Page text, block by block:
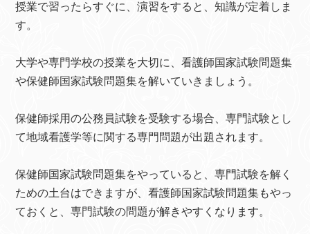
授業で習ったらすぐに、演習をすると、知識が定着しま
す。
大学や専門学校の授業を大切に、看護師国家試験問題集
や保健師国家試験問題集を解いていきましょう。
保健師採用の公務員試験を受験する場合、専門試験とし
て地域看護学等に関する専門問題が出題されます。
保健師国家試験問題集をやっていると、専門試験を解く
ための土台はできますが、看護師国家試験問題集もやっ
ておくと、専門試験の問題が解きやすくなります。